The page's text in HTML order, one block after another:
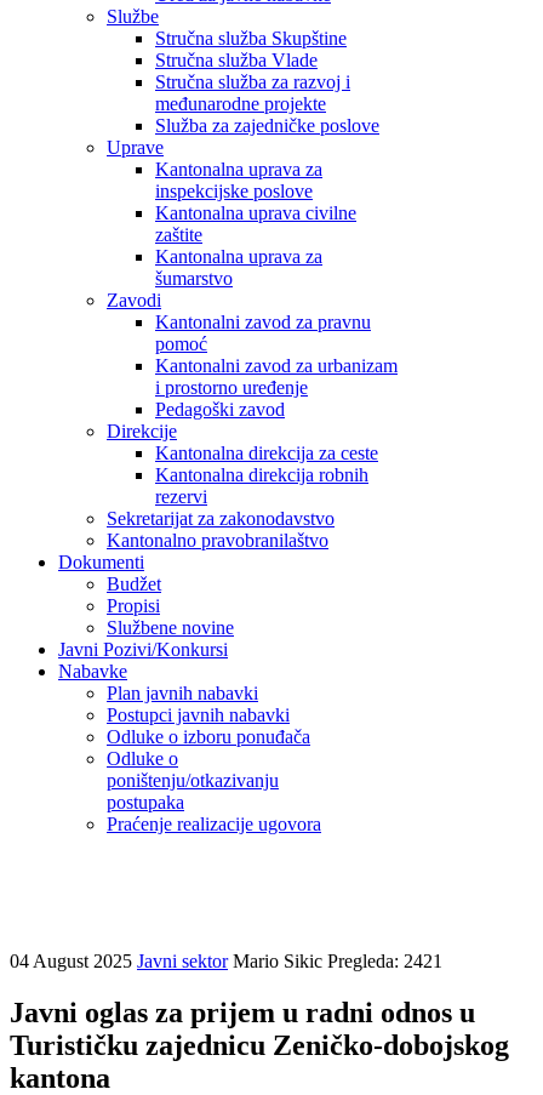
Službe
Stručna služba Skupštine
Stručna služba Vlade
Stručna služba za razvoj i
međunarodne projekte
Služba za zajedničke poslove
Uprave
Kantonalna uprava za
inspekcijske poslove
Kantonalna uprava civilne
zaštite
Kantonalna uprava za
šumarstvo
Zavodi
Kantonalni zavod za pravnu
pomoć
Kantonalni zavod za urbanizam
i prostorno uređenje
Pedagoški zavod
Direkcije
Kantonalna direkcija za ceste
Kantonalna direkcija robnih
rezervi
Sekretarijat za zakonodavstvo
Kantonalno pravobranilaštvo
Dokumenti
Budžet
Propisi
Službene novine
Javni Pozivi/Konkursi
Nabavke
Plan javnih nabavki
Postupci javnih nabavki
Odluke o izboru ponuđača
Odluke o
poništenju/otkazivanju
postupaka
Praćenje realizacije ugovora
04 August 2025 Javni sektor Mario Sikic Pregleda: 2421
Javni oglas za prijem u radni odnos u
Turističku zajednicu Zeničko-dobojskog
kantona